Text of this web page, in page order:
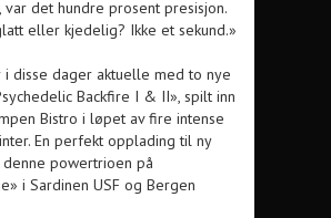
var det hundre prosent presisjon.
eller kjedelig? Ikke et sekund.»
i disse dager aktuelle med to nye
Backfire I & II», spilt inn
Bistro i løpet av fire intense
En perfekt opplading til ny
powertrioen på
i Sardinen USF og Bergen